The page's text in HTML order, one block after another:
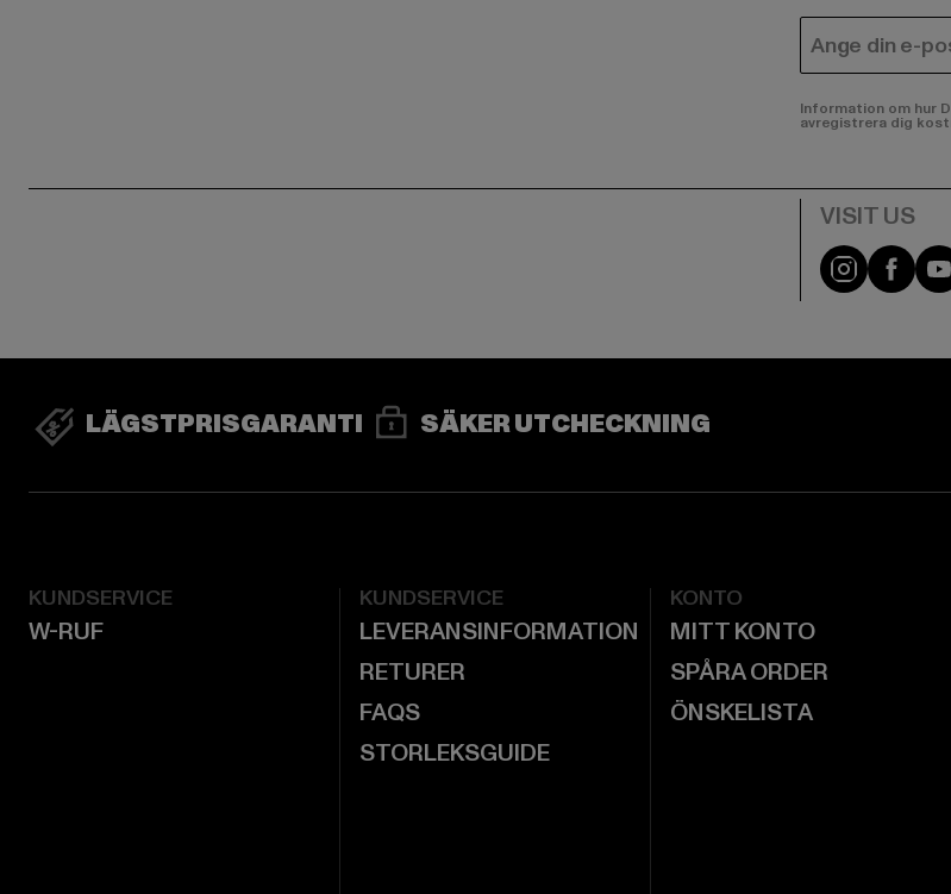
E-POST
Information om hur
avregistrera dig
Visit our
LÄGSTPRISGARANTI SÄKER UTCHECKNING
KUNDSERVICE
W-RUF
KUNDSERVICE
LEVERANSINFORMATION
RETURER
FAQS
STORLEKSGUIDE
KONTO
MITT KONTO
SPÅRA ORDER
ÖNSKELISTA